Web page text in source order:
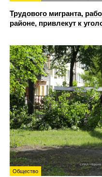
Трудового мигранта,
районе, привлекут к
Общество